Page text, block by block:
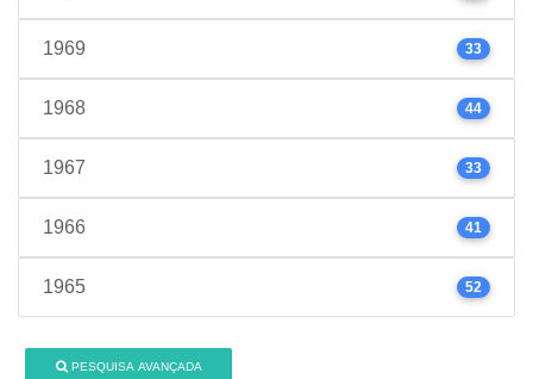
1969 33
1968 44
1967 33
1966 41
1965 52
PESQUISA AVANÇADA